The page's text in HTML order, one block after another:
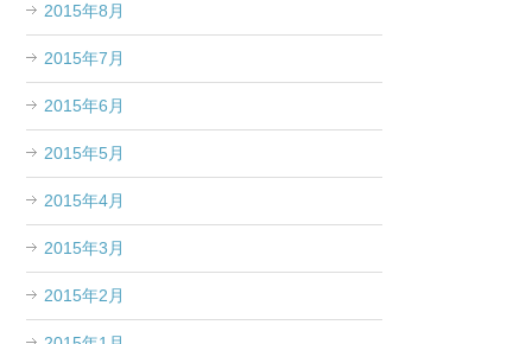
2015年8月
2015年7月
2015年6月
2015年5月
2015年4月
2015年3月
2015年2月